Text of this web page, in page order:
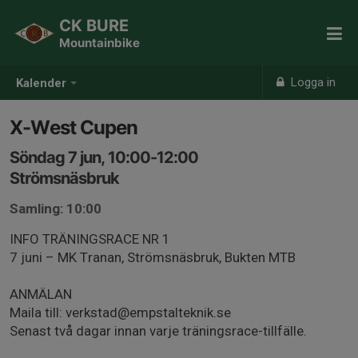
Kalender Logga in
CK BURE
Mountainbike
X-West Cupen
Söndag 7 jun, 10:00-12:00
Strömsnäsbruk
Samling: 10:00
INFO TRÄNINGSRACE NR 1
7 juni – MK Tranan, Strömsnäsbruk, Bukten MTB
ANMÄLAN
Maila till: verkstad@empstalteknik.se
Senast två dagar innan varje träningsrace-tillfälle.